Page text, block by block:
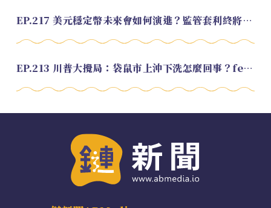
EP.217 美元穩定幣未來會如何演進？監管套利終將收斂？feat. 研究員 余哲安
EP.213 川普大攪局：袋鼠市上沖下洗怎麼回事？feat. Alvin